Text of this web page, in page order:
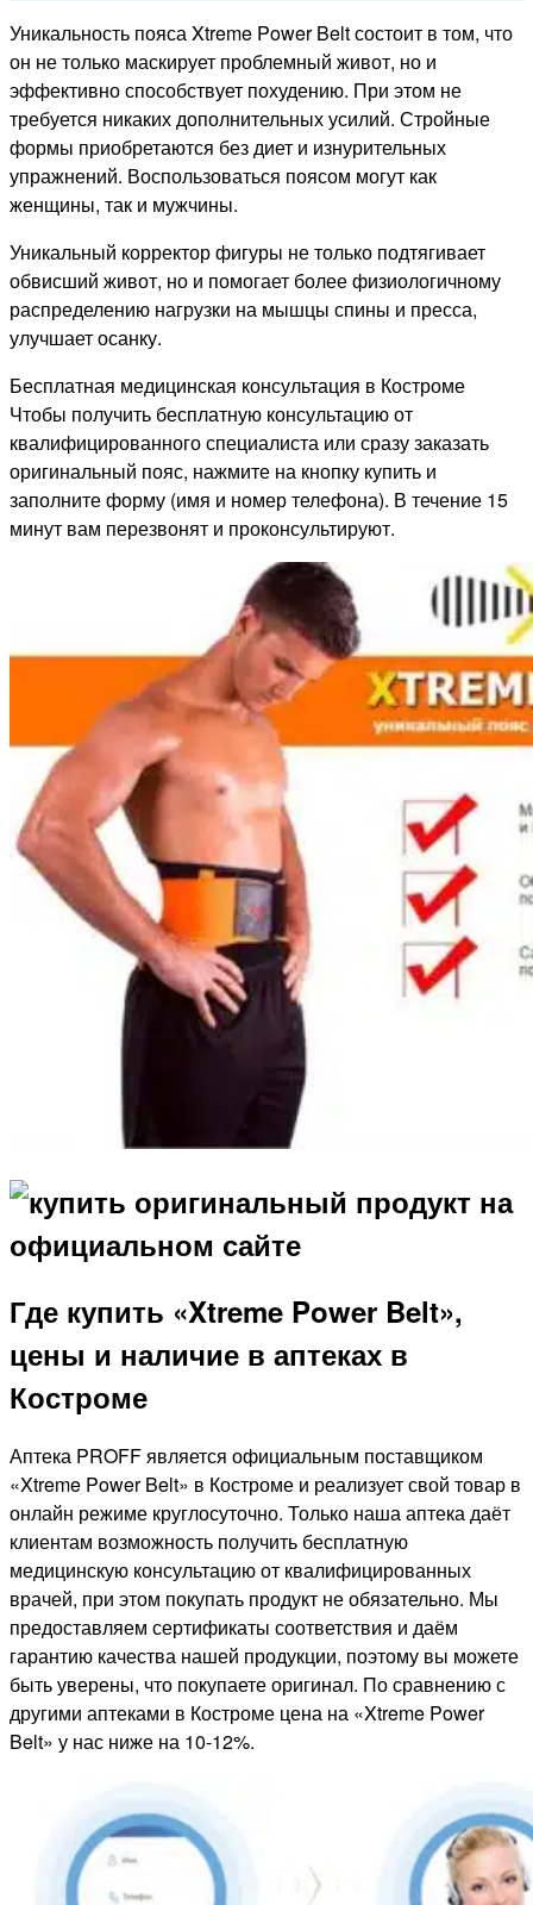
Уникальность пояса Xtreme Power Belt состоит в том, что
он не только маскирует проблемный живот, но и
эффективно способствует похудению. При этом не
требуется никаких дополнительных усилий. Стройные
формы приобретаются без диет и изнурительных
упражнений. Воспользоваться поясом могут как
женщины, так и мужчины.
Уникальный корректор фигуры не только подтягивает
обвисший живот, но и помогает более физиологичному
распределению нагрузки на мышцы спины и пресса,
улучшает осанку.
Бесплатная медицинская консультация в Костроме
Чтобы получить бесплатную консультацию от
квалифицированного специалиста или сразу заказать
оригинальный пояс, нажмите на кнопку купить и
заполните форму (имя и номер телефона). В течение 15
минут вам перезвонят и проконсультируют.
Где купить «Xtreme Power Belt»,
цены и наличие в аптеках в
Костроме
Аптека PROFF является официальным поставщиком
«Xtreme Power Belt» в Костроме и реализует свой товар в
онлайн режиме круглосуточно. Только наша аптека даёт
клиентам возможность получить бесплатную
медицинскую консультацию от квалифицированных
врачей, при этом покупать продукт не обязательно. Мы
предоставляем сертификаты соответствия и даём
гарантию качества нашей продукции, поэтому вы можете
быть уверены, что покупаете оригинал. По сравнению с
другими аптеками в Костроме цена на «Xtreme Power
Belt» у нас ниже на 10-12%.